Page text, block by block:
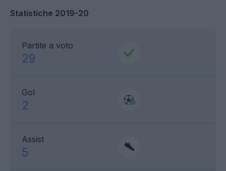
Statistiche 2019-20
Partite a voto
29
Gol
2
Assist
5